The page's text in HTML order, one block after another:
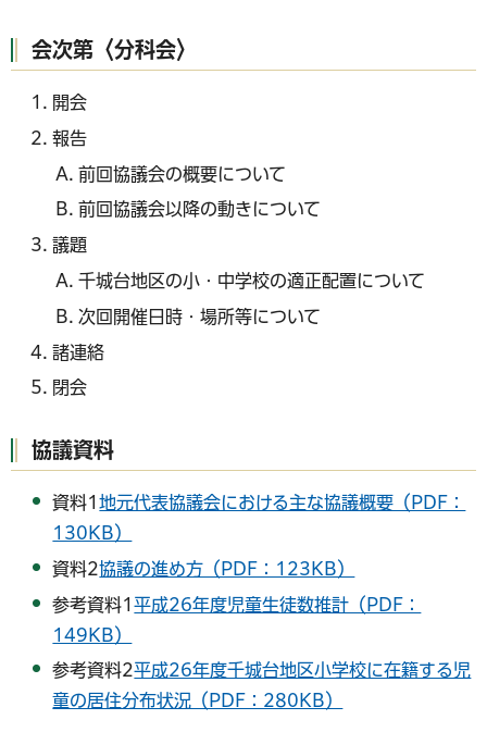
会次第〈分科会〉
開会
報告
前回協議会の概要について
前回協議会以降の動きについて
議題
千城台地区の小・中学校の適正配置について
次回開催日時・場所等について
諸連絡
閉会
協議資料
資料1地元代表協議会における主な協議概要（PDF：
130KB）
資料2協議の進め方（PDF：123KB）
参考資料1平成26年度児童生徒数推計（PDF：
149KB）
参考資料2平成26年度千城台地区小学校に在籍する児
童の居住分布状況（PDF：280KB）